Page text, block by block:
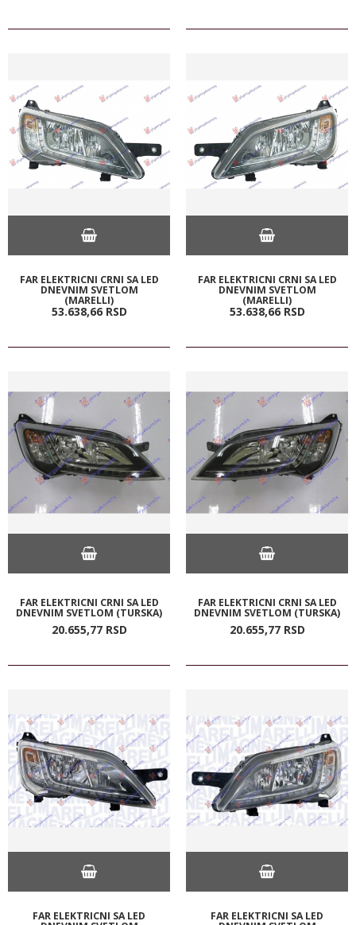
FAR ELEKTRICNI CRNI SA LED
DNEVNIM SVETLOM
(MARELLI)
53.638,66 RSD
FAR ELEKTRICNI CRNI SA LED
DNEVNIM SVETLOM
(MARELLI)
53.638,66 RSD
FAR ELEKTRICNI CRNI SA LED
DNEVNIM SVETLOM (TURSKA)
20.655,77 RSD
FAR ELEKTRICNI CRNI SA LED
DNEVNIM SVETLOM (TURSKA)
20.655,77 RSD
FAR ELEKTRICNI SA LED FAR ELEKTRICNI SA LED